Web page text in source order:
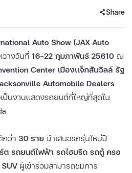
Share
Auto Show (JAX Auto
างวันที่ 16–22 กุมภาพันธ์ 25610 ณ
Center เมืองแจ็กสันวิลล์ รัฐ
Automobile Dealers
ป็นงานแสดงรถยนต์ที่ใหญ่ที่สุดใน
ว่า 30 ราย นำเสนอรถรุ่นใหม่ปี
ต รถยนต์ไฟฟ้า รถไฮบริด รถตู้ ครอ
ผู้เข้าร่วมสามารถชมการ